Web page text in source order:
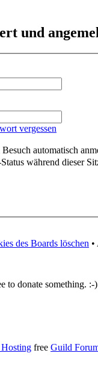
und
vergessen
automatisch
während dieser
des Boards löschen
to donate something. :-)
free Guild